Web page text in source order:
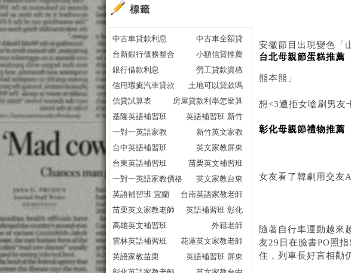
安徽節目出現變色「
台北母親節蛋糕推薦
熊本熊」
想<3遭拒女嗆刷男友
彰化母親節禮物推薦
女友看了韓劇用交友
隨著自行車運動越來
友29日在臉書PO照
住，列車長好言相勸
標籤
中古車貸款利息
中古車全額貸
台新銀行債務整合
小額信貸推薦
銀行借款利息
勞工貸款資格
信用瑕疵汽車貸款
土地可以貸款嗎
信貸試算表
房屋貸款利率怎麼算
基隆英語補習班
英語補習班 新竹
一對一英語家教
新竹英文家教
台中英語補習班
英文家教屏東
台東英語補習班
苗栗英文補習班
一對一英語家教價格
英文家教台東
英語補習班 宜蘭
台南英語家教老師
苗栗英文家教老師
英語補習班 彰化
高雄英文補習班
外籍老師
雲林英語補習班
花蓮英文家教老師
英語家教苗栗
英語補習班 屏東